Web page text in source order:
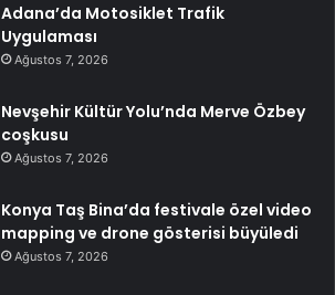
Adana’da Motosiklet Trafik
Uygulaması
Ağustos 7, 2026
Nevşehir Kültür Yolu’nda Merve Özbey
coşkusu
Ağustos 7, 2026
Konya Taş Bina’da festivale özel video
mapping ve drone gösterisi büyüledi
Ağustos 7, 2026